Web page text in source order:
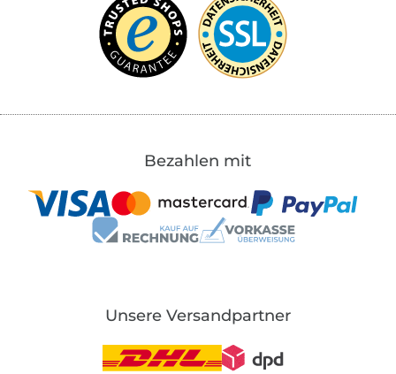
Bezahlen mit
Unsere Versandpartner